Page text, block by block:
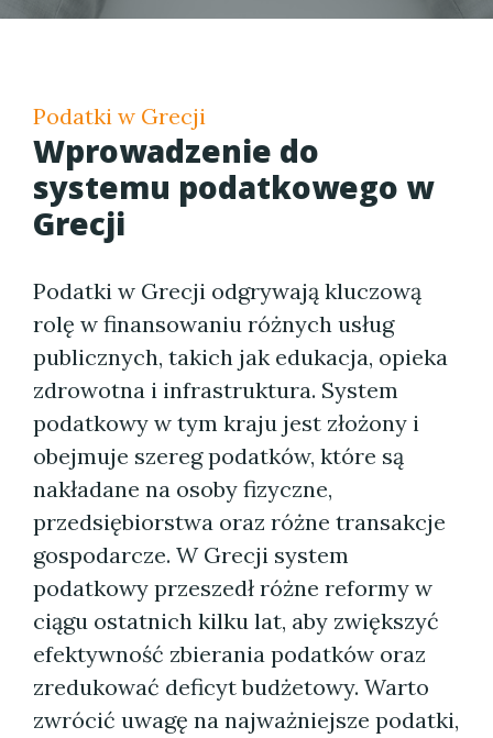
Podatki w Grecji
Wprowadzenie do
systemu podatkowego w
Grecji
Podatki w Grecji odgrywają kluczową
rolę w finansowaniu różnych usług
publicznych, takich jak edukacja, opieka
zdrowotna i infrastruktura. System
podatkowy w tym kraju jest złożony i
obejmuje szereg podatków, które są
nakładane na osoby fizyczne,
przedsiębiorstwa oraz różne transakcje
gospodarcze. W Grecji system
podatkowy przeszedł różne reformy w
ciągu ostatnich kilku lat, aby zwiększyć
efektywność zbierania podatków oraz
zredukować deficyt budżetowy. Warto
zwrócić uwagę na najważniejsze podatki,